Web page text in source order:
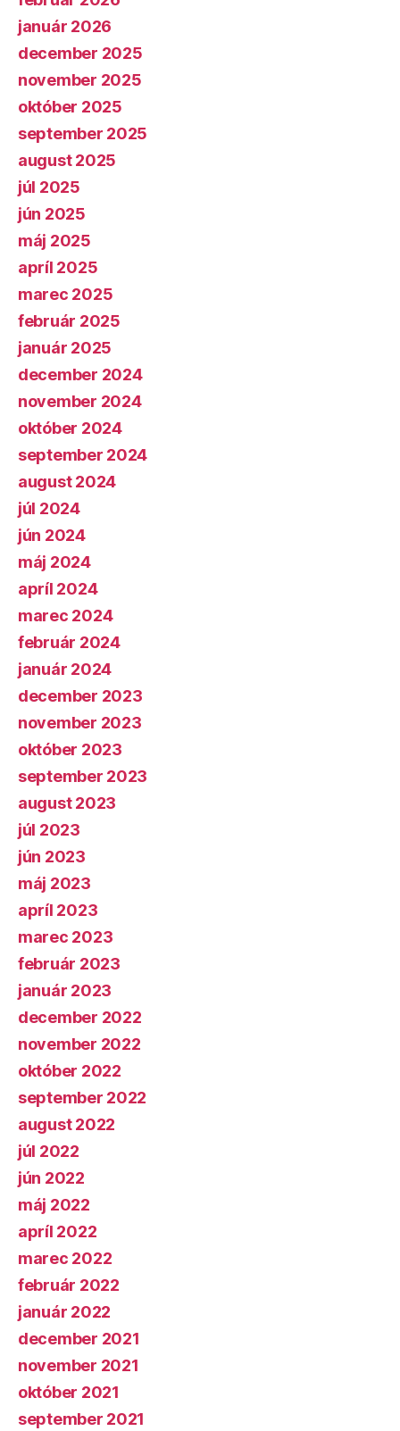
január 2026
december 2025
november 2025
október 2025
september 2025
august 2025
júl 2025
jún 2025
máj 2025
apríl 2025
marec 2025
február 2025
január 2025
december 2024
november 2024
október 2024
september 2024
august 2024
júl 2024
jún 2024
máj 2024
apríl 2024
marec 2024
február 2024
január 2024
december 2023
november 2023
október 2023
september 2023
august 2023
júl 2023
jún 2023
máj 2023
apríl 2023
marec 2023
február 2023
január 2023
december 2022
november 2022
október 2022
september 2022
august 2022
júl 2022
jún 2022
máj 2022
apríl 2022
marec 2022
február 2022
január 2022
december 2021
november 2021
október 2021
september 2021